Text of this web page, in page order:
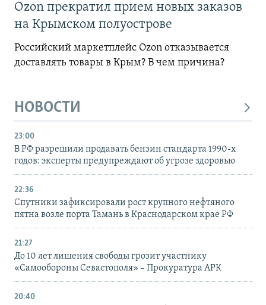
Ozon прекратил прием новых заказов
на Крымском полуострове
Российский маркетплейс Ozon отказывается
доставлять товары в Крым? В чем причина?
НОВОСТИ
23:00
В РФ разрешили продавать бензин стандарта 1990-х
годов: эксперты предупреждают об угрозе здоровью
22:36
Спутники зафиксировали рост крупного нефтяного
пятна возле порта Тамань в Краснодарском крае РФ
21:27
До 10 лет лишения свободы грозит участнику
«Самообороны Севастополя» – Прокуратура АРК
20:40